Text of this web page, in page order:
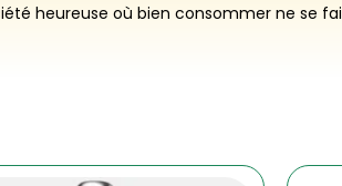
heureuse où bien consommer ne se